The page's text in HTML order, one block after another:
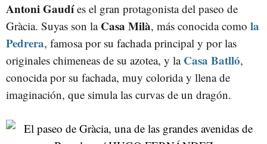
Antoni Gaudíes el gran protagonista del paseo de
Gràcia. Suyas son la Casa Milà, más conocida como la
Pedrera, famosa por su fachada principal y por las
originales chimeneas de su azotea, y la Casa Batlló,
conocida por su fachada, muy colorida y llena de
imaginación, que simula las curvas de un dragón.